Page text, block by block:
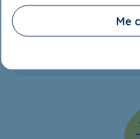
, les
Me